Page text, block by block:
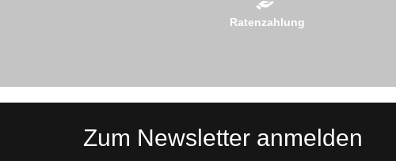
Ratenzahlung
Zum Newsletter anmelden